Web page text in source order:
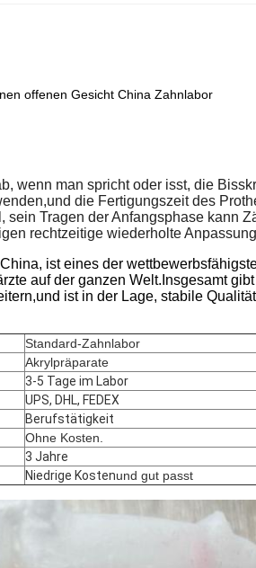
offenen Gesicht China Zahnlabor
wenn man spricht oder isst, die
die Fertigungszeit des
sein Tragen der Anfangsphase kann
rechtzeitige wiederholte
ist eines der
auf der ganzen Welt.Insgesamt
ist in der Lage, stabile
Standard-Zahnlabor
Akrylpräparate
3-5 Tage im Labor
UPS, DHL, FEDEX
Berufstätigkeit
Ohne Kosten.
3 Jahre
Niedrige Kostenund gut passt